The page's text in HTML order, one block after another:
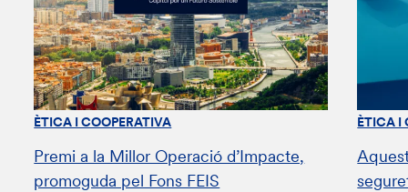
ÈTICA I COOPERATIVA
Premi a la Millor Operació d’Impacte,
promoguda pel Fons FEIS
ÈTICA I